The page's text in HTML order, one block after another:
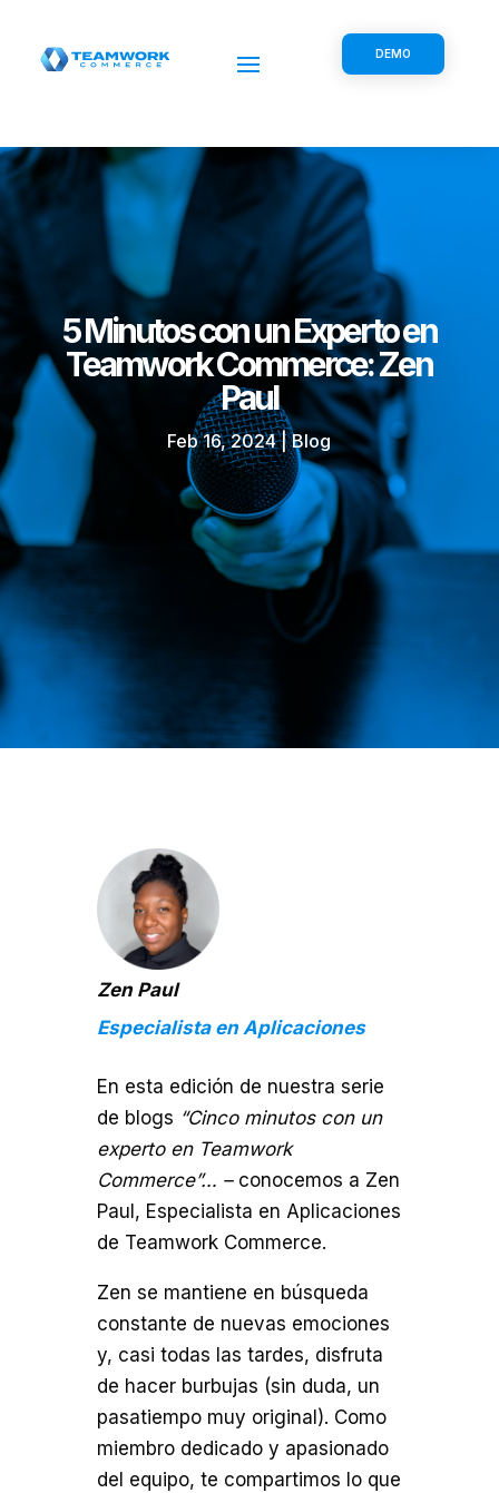
DEMO
5 Minutos con un Experto en
Teamwork Commerce: Zen
Paul
Feb 16, 2024|Blog
Zen Paul
Especialista en Aplicaciones
En esta edición de nuestra serie
de blogs “Cinco minutos con un
experto en Teamwork
Commerce”… – conocemos a Zen
Paul, Especialista en Aplicaciones
de Teamwork Commerce.
Zen se mantiene en búsqueda
constante de nuevas emociones
y, casi todas las tardes, disfruta
de hacer burbujas (sin duda, un
pasatiempo muy original). Como
miembro dedicado y apasionado
del equipo, te compartimos lo que